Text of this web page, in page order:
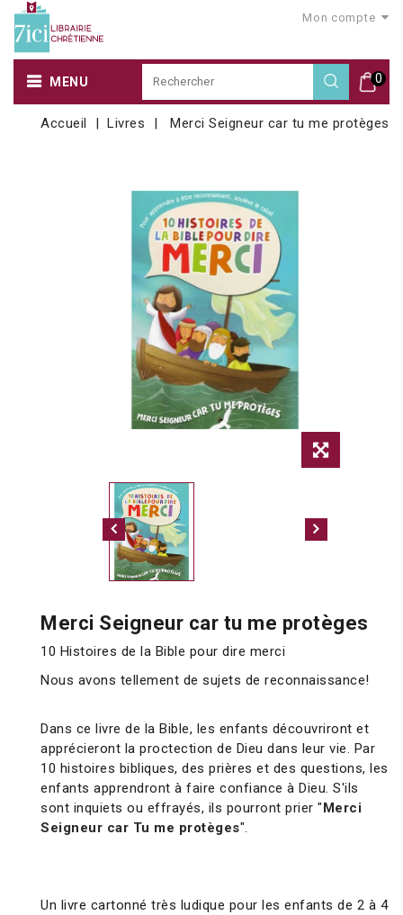
Mon compte
0
MENU
Accueil Livres Merci Seigneur car tu me protèges
Merci Seigneur car tu me protèges
10 Histoires de la Bible pour dire merci
Nous avons tellement de sujets de reconnaissance!
Dans ce livre de la Bible, les enfants découvriront et
apprécieront la proctection de Dieu dans leur vie. Par
10 histoires bibliques, des prières et des questions, les
enfants apprendront à faire confiance à Dieu. S'ils
sont inquiets ou effrayés, ils pourront prier "Merci
Seigneur car Tu me protèges".
Un livre cartonné très ludique pour les enfants de 2 à 4